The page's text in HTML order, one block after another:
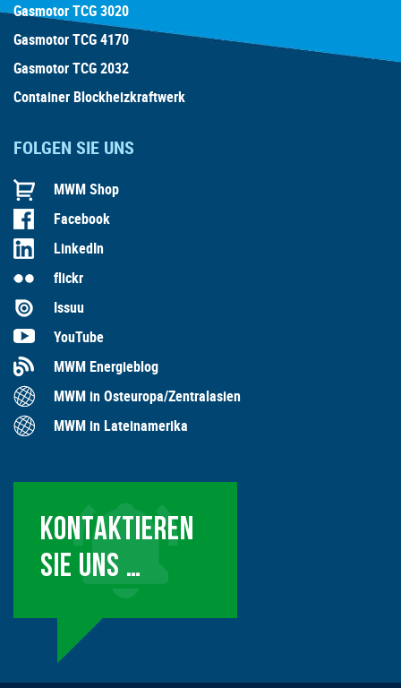
Gasmotor TCG 3020
Gasmotor TCG 4170
Gasmotor TCG 2032
Container Blockheizkraftwerk
FOLGEN SIE UNS
MWM Shop
Facebook
LinkedIn
flickr
Issuu
YouTube
MWM Energieblog
MWM in Osteuropa/Zentralasien
MWM in Lateinamerika
KONTAKTIEREN
SIE UNS …